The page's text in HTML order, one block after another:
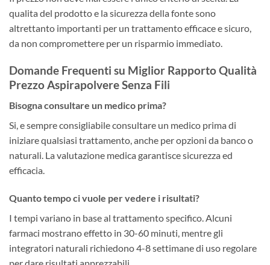
qualita del prodotto e la sicurezza della fonte sono
altrettanto importanti per un trattamento efficace e sicuro,
da non compromettere per un risparmio immediato.
Domande Frequenti su Miglior Rapporto Qualità
Prezzo Aspirapolvere Senza Fili
Bisogna consultare un medico prima?
Si, e sempre consigliabile consultare un medico prima di
iniziare qualsiasi trattamento, anche per opzioni da banco o
naturali. La valutazione medica garantisce sicurezza ed
efficacia.
Quanto tempo ci vuole per vedere i risultati?
I tempi variano in base al trattamento specifico. Alcuni
farmaci mostrano effetto in 30-60 minuti, mentre gli
integratori naturali richiedono 4-8 settimane di uso regolare